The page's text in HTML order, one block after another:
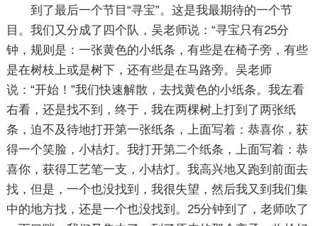
到了最后一个节目“寻宝”。这是我最期待的一个节
目。我们又分成了四个队，吴老师说：“寻宝只有25分
钟，规则是：一张黄色的小纸条，有些是在椅子旁，有些
是在树枝上或是树下，还有些是在马路旁。吴老师
说：“开始！”我们快速解散，去找黄色的小纸条。我左看
右看，还是找不到，终于，我在两棵树上打到了两张纸
条，迫不及待地打开第一张纸条，上面写着：恭喜你，获
得一个笑脸，小桔灯。我打开第二个纸条，上面写着：恭
喜你，获得工艺笔一支，小桔灯。我高兴地又跑到前面去
找，但是，一个也没找到，我很失望，然后我又到我们集
中的地方找，还是一个也没找到。25分钟到了，老师吹了